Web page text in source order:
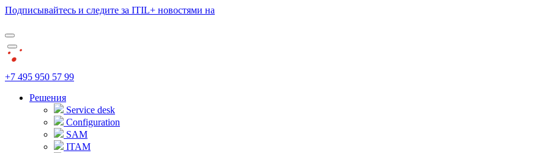
Подписывайтесь и следите за ITIL+ новостями на
+7 495 950 57 99
Решения
Service desk
Configuration
SAM
ITAM